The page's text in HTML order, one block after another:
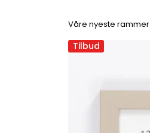
Våre nyeste rammer
Tilbud